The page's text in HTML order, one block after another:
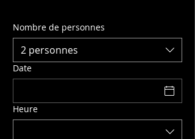
Nombre de personnes
2 personnes
Date
Heure